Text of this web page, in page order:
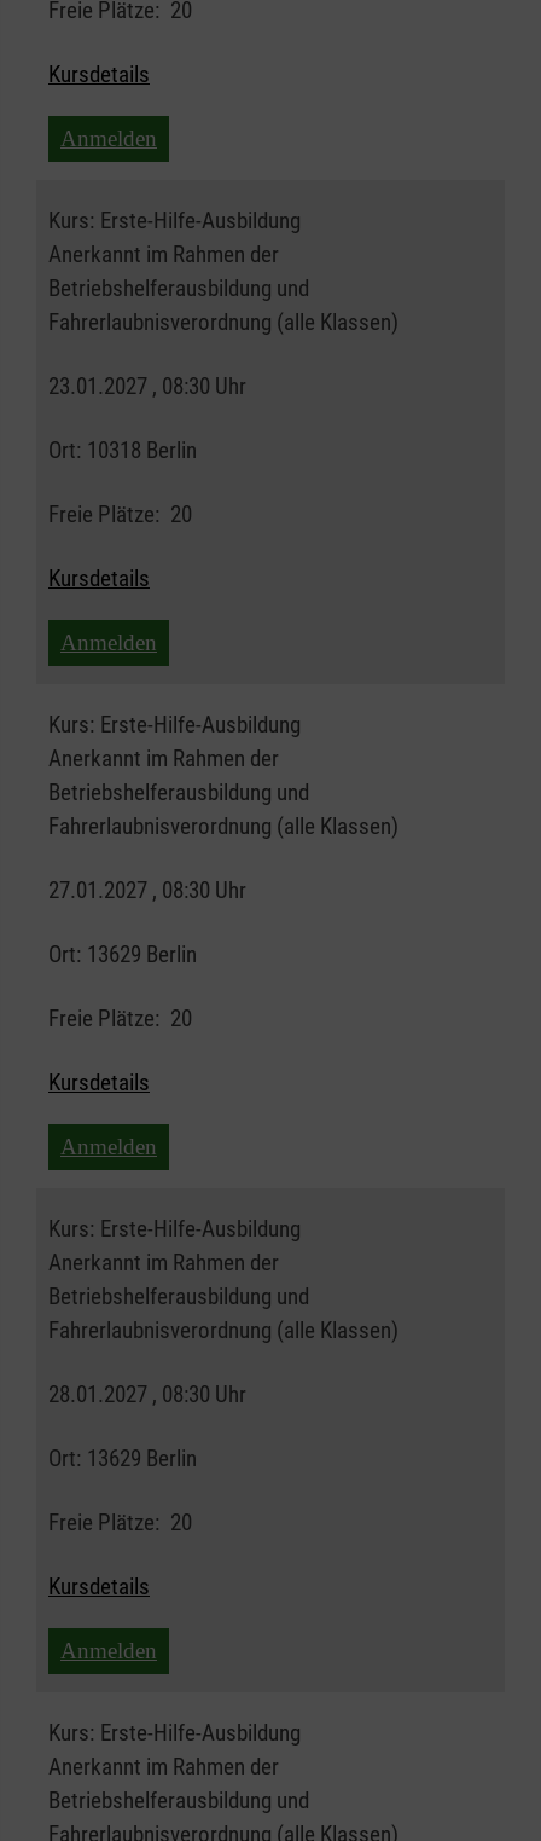
Freie Plätze: 20
Kursdetails
Anmelden
Kurs: Erste-Hilfe-Ausbildung
Anerkannt im Rahmen der
Betriebshelferausbildung und
Fahrerlaubnisverordnung (alle Klassen)
23.01.2027 , 08:30 Uhr
Ort: 10318 Berlin
Freie Plätze: 20
Kursdetails
Anmelden
Kurs: Erste-Hilfe-Ausbildung
Anerkannt im Rahmen der
Betriebshelferausbildung und
Fahrerlaubnisverordnung (alle Klassen)
27.01.2027 , 08:30 Uhr
Ort: 13629 Berlin
Freie Plätze: 20
Kursdetails
Anmelden
Kurs: Erste-Hilfe-Ausbildung
Anerkannt im Rahmen der
Betriebshelferausbildung und
Fahrerlaubnisverordnung (alle Klassen)
28.01.2027 , 08:30 Uhr
Ort: 13629 Berlin
Freie Plätze: 20
Kursdetails
Anmelden
Kurs: Erste-Hilfe-Ausbildung
Anerkannt im Rahmen der
Betriebshelferausbildung und
Fahrerlaubnisverordnung (alle Klassen)